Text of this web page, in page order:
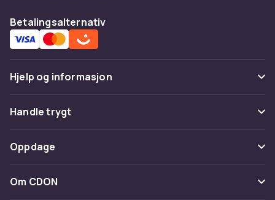
Betalingsalternativ
Hjelp og informasjon
Vanlige spørsmål
Spor pakke
Angre & returner her
Kontakt oss
Handle trygt
Betaling
Levering
Oppdage
Kategorier
Om CDON